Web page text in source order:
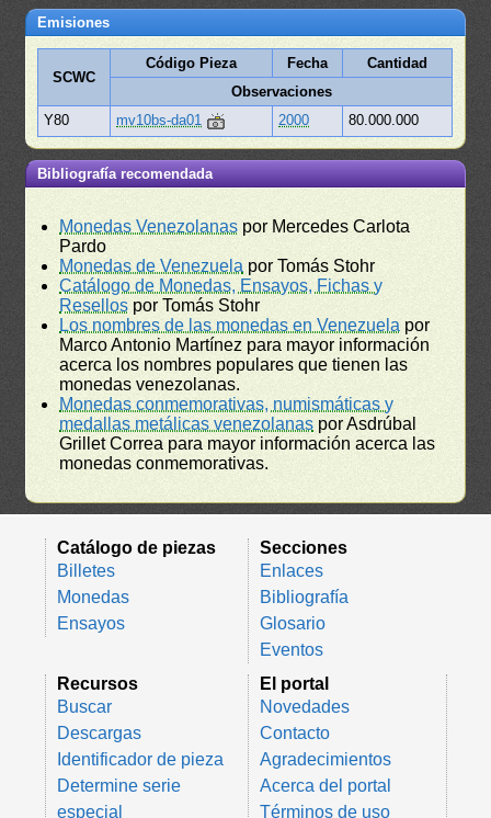
Emisiones
SCWC
Código Pieza Fecha
Cantidad
Observaciones
Y80
mv10bs-da01 2000 80.000.000
Bibliografía recomendada
Monedas Venezolanas por Mercedes Carlota
Pardo
Monedas de Venezuela por Tomás Stohr
Catálogo de Monedas, Ensayos, Fichas y
Resellos por Tomás Stohr
Los nombres de las monedas en Venezuela por
Marco Antonio Martínez para mayor información
acerca los nombres populares que tienen las
monedas venezolanas.
Monedas conmemorativas, numismáticas y
medallas metálicas venezolanas por Asdrúbal
Grillet Correa para mayor información acerca las
monedas conmemorativas.
Catálogo de piezas
Billetes
Monedas
Ensayos
Secciones
Enlaces
Bibliografía
Glosario
Eventos
Recursos
Buscar
Descargas
Identificador de pieza
Determine serie
especial
El portal
Novedades
Contacto
Agradecimientos
Acerca del portal
Términos de uso